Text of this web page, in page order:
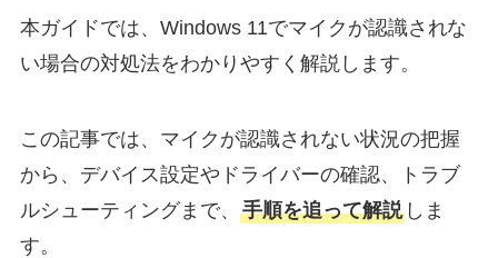
本ガイドでは、Windows 11でマイクが認識されな
い場合の対処法をわかりやすく解説します。
この記事では、マイクが認識されない状況の把握
から、デバイス設定やドライバーの確認、トラブ
ルシューティングまで、 手順を追って解説しま
す。